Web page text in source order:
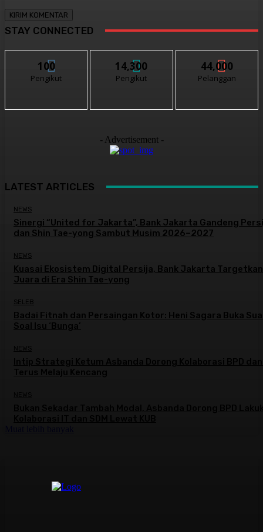
STAY CONNECTED
100
Pengikut
14,300
Pengikut
44,000
Pelanggan
- Advertisement -
LATEST ARTICLES
NEWS
Sinergi “United for Jakarta”, Bank Jakarta Gandeng
dan Shin Tae-yong Sambut Musim 2026–2027
NEWS
Kuasai Ekosistem Digital Persija, Bank Jakarta Targetkan
Juara di Era Shin Tae-yong
SELEB
Badai Fitnah dan Persaingan Kotor: Heni Sagara Buka
Soal Isu ‘Bunga’
NEWS